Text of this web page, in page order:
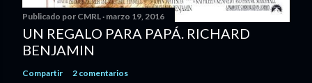
Publicado por CMRL marzo 19, 2016
UN REGALO PARA PAPÁ. RICHARD
BENJAMIN
Compartir 2 comentarios